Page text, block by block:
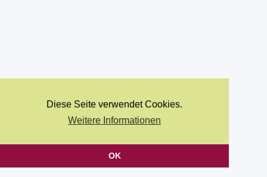
Diese Seite verwendet Cookies.
Weitere Informationen
OK